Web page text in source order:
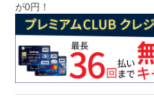
が0円！